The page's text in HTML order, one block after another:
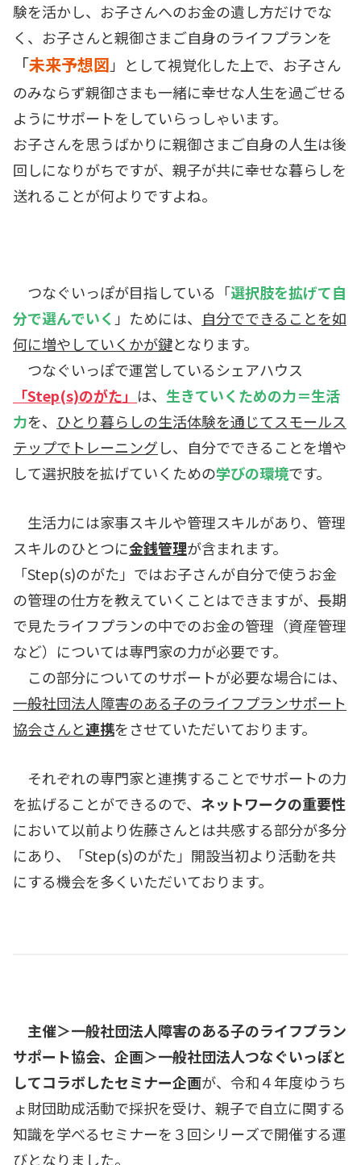
験を活かし、お子さんへのお金の遺し方だけでな
く、お子さんと親御さまご自身のライフプランを
「未来予想図」として視覚化した上で、お子さん
のみならず親御さまも一緒に幸せな人生を過ごせる
ようにサポートをしていらっしゃいます。
お子さんを思うばかりに親御さまご自身の人生は後
回しになりがちですが、親子が共に幸せな暮らしを
送れることが何よりですよね。
つなぐいっぽが目指している 「選択肢を拡げて自
分で選んでいく 」 ためには、
自分でできることを如
何に増やしていくかが鍵となります。
つなぐいっぽで運営しているシェアハウス
「Step(s)のがた」 は、 生きていくための力＝生活
力を、 ひとり暮らしの生活体験を通じてスモールス
テップでトレーニングし、自分でできることを増や
して選択肢を拡げていくための学びの環境です。
生活力には家事スキルや管理スキルがあり、管理
スキルのひとつに金銭管理が含まれます。
「Step(s)のがた」ではお子さんが自分で使うお金
の管理の仕方を教えていくことはできますが、長期
で見たライフプランの中でのお金の管理（資産管理
など）については専門家の力が必要です。
この部分についてのサポートが必要な場合には、
一般社団法人障害のある子のライフプランサポート
協会さんと連携をさせていただいております。
それぞれの専門家と連携することでサポートの力
を拡げることができるので、 ネットワークの重要性
において以前より佐藤さんとは共感する部分が多分
にあり、「Step(s)のがた」開設当初より活動を共
にする機会を多くいただいております。
主催＞一般社団法人障害のある子のライフプラン
サポート協会、企画＞一般社団法人つなぐいっぽと
してコラボしたセミナー企画が、令和４年度ゆうち
ょ財団助成活動で採択を受け、親子で自立に関する
知識を学べるセミナーを３回シリーズで開催する運
びとなりました。